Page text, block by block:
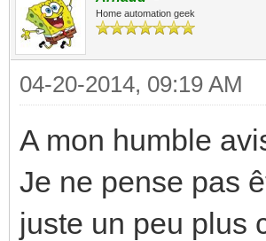
Home automation geek
04-20-2014, 09:19 AM
A mon humble
Je ne pense pas
juste un peu plus